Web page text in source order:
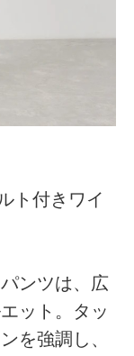
ト付きワイ
ンツは、広
ット。タッ
を強調し、